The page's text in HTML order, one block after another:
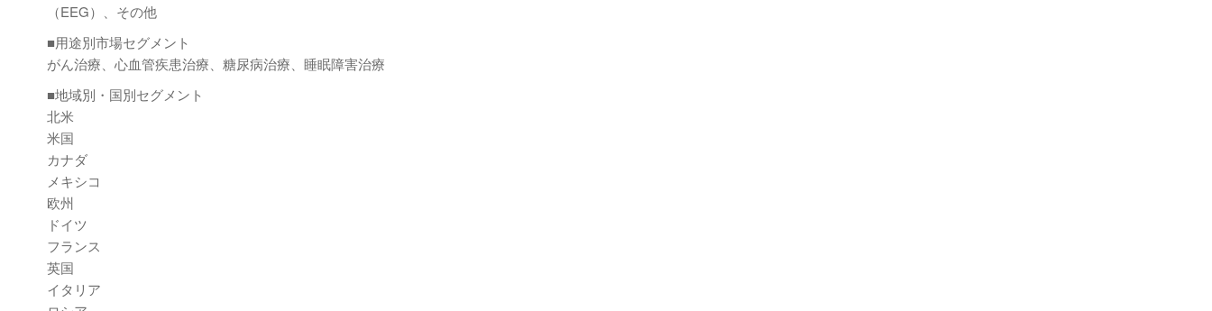
（EEG）、その他
■用途別市場セグメント
がん治療、心血管疾患治療、糖尿病治療、睡眠障害治療
■地域別・国別セグメント
北米
米国
カナダ
メキシコ
欧州
ドイツ
フランス
英国
イタリア